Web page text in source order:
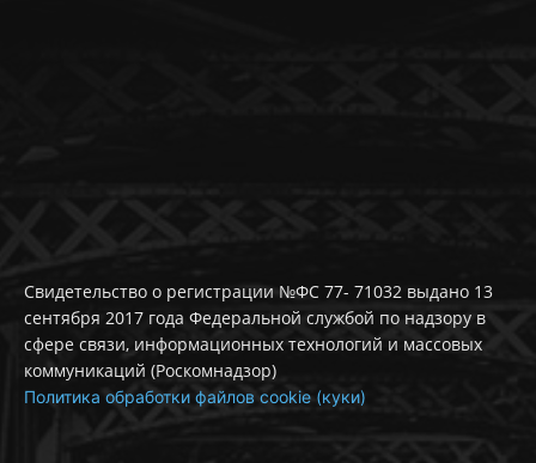
Свидетельство о регистрации №ФС 77- 71032 выдано 13
сентября 2017 года Федеральной службой по надзору в
сфере связи, информационных технологий и массовых
коммуникаций (Роскомнадзор)
Политика обработки файлов cookie (куки)